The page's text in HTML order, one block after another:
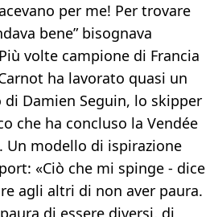
per me! Per trovare
bene” bisognava
volte campione di Francia
ha lavorato quasi un
Damien Seguin, lo skipper
che ha concluso la Vendée
Un modello di ispirazione
«Ciò che mi spinge - dice
agli altri di non aver paura.
di essere diversi, di